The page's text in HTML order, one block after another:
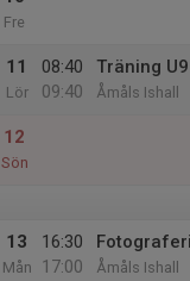
Fre
11
Lör
08:40
09:40
Träning U9
Åmåls Ishall
12
Sön
13
Mån
16:30
17:00
Åmåls Ishall